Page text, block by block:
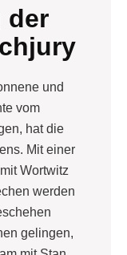
der
und
vom
hat die
Mit einer
Wortwitz
werden
gelingen,